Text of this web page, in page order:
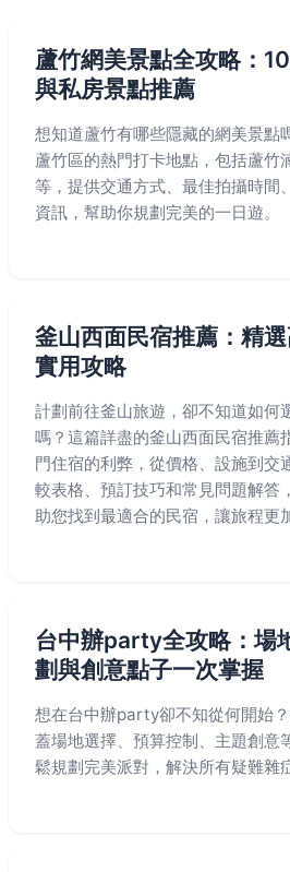
蘆竹網美景點全攻略：
與私房景點推薦
想知道蘆竹有哪些隱藏的網美景點
蘆竹區的熱門打卡地點，包括蘆竹
等，提供交通方式、最佳拍攝時間
資訊，幫助你規劃完美的一日遊。
釜山西面民宿推薦：精
實用攻略
計劃前往釜山旅遊，卻不知道如何
嗎？這篇詳盡的釜山西面民宿推薦
門住宿的利弊，從價格、設施到交
較表格、預訂技巧和常見問題解答
助您找到最適合的民宿，讓旅程更
台中辦party全攻略：場
劃與創意點子一次掌握
想在台中辦party卻不知從何開始
蓋場地選擇、預算控制、主題創意
鬆規劃完美派對，解決所有疑難雜